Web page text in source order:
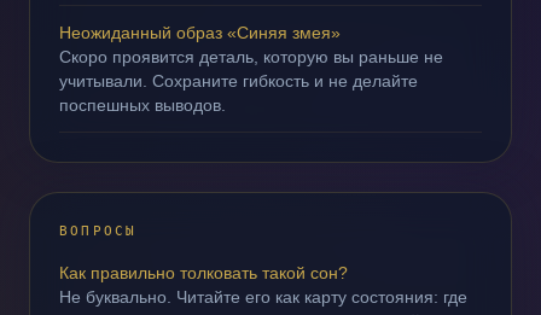
Неожиданный образ «Синяя змея»
Скоро проявится деталь, которую вы раньше не
учитывали. Сохраните гибкость и не делайте
поспешных выводов.
ВОПРОСЫ
Как правильно толковать такой сон?
Не буквально. Читайте его как карту состояния: где